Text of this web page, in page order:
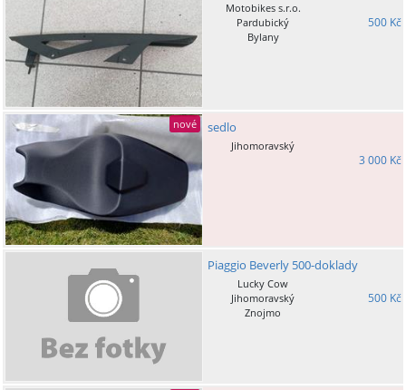
Motobikes s.r.o.
Pardubický
Bylany
500 Kč
nové sedlo
Jihomoravský
3 000 Kč
Piaggio Beverly 500-doklady
Lucky Cow
Jihomoravský
Znojmo
500 Kč